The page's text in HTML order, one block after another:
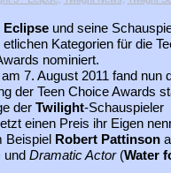
und seine
Kategorien für die
nominiert.
7. August 2011 fand nun
der Teen Choice Awards
der Twilight-Schauspieler
einen Preis ihr Eigen
Beispiel
Robert Pattinson
und Dramatic Actor(Water